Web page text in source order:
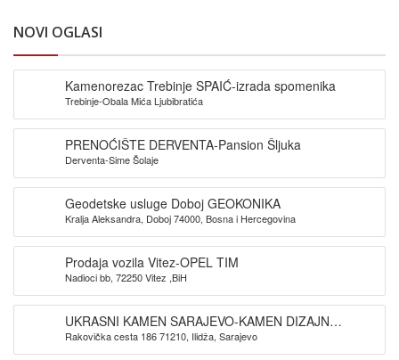
NOVI OGLASI
Kamenorezac Trebinje SPAIĆ-izrada spomenika
Trebinje-Obala Mića Ljubibratića
PRENOĆIŠTE DERVENTA-Pansion Šljuka
Derventa-Sime Šolaje
Geodetske usluge Doboj GEOKONIKA
Kralja Aleksandra, Doboj 74000, Bosna i Hercegovina
Prodaja vozila Vitez-OPEL TIM
Nadioci bb, 72250 Vitez ,BiH
UKRASNI KAMEN SARAJEVO-KAMEN DIZAJN
SARAJEVO
Rakovička cesta 186 71210, Ilidža, Sarajevo